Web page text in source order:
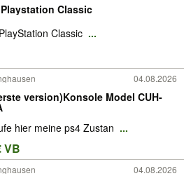
Classic
Classic ...
04.08.2026
version)Konsole Model CUH-
hier meine ps4 Zustan ...
VB
04.08.2026